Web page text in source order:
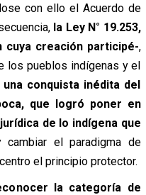
con ello el Acuerdo de
la Ley N° 19.253,
cuya creación participé-,
los pueblos indígenas y el
una conquista inédita del
que logró poner en
de lo indígena que
cambiar el paradigma de
el principio protector.
la categoría de